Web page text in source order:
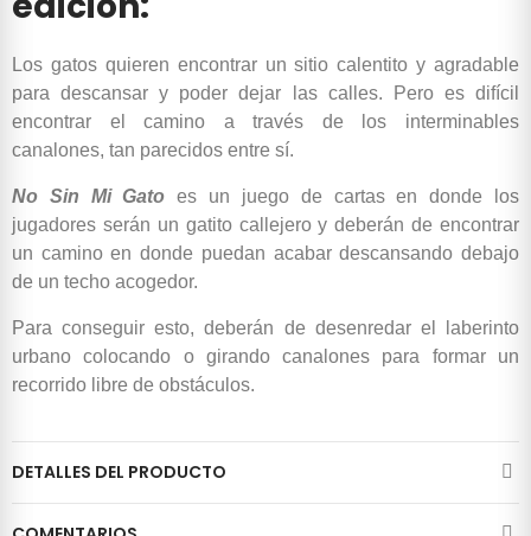
Los gatos quieren encontrar un sitio calentito y agradable
para descansar y poder dejar las calles. Pero es difícil
encontrar el camino a través de los interminables
canalones, tan parecidos entre sí.
No Sin Mi Gato
es un juego de cartas en donde los
jugadores serán un gatito callejero y deberán de encontrar
un camino en donde puedan acabar descansando debajo
de un techo acogedor.
Para conseguir esto, deberán de desenredar el laberinto
urbano colocando o girando canalones para formar un
recorrido libre de obstáculos.
DETALLES DEL PRODUCTO